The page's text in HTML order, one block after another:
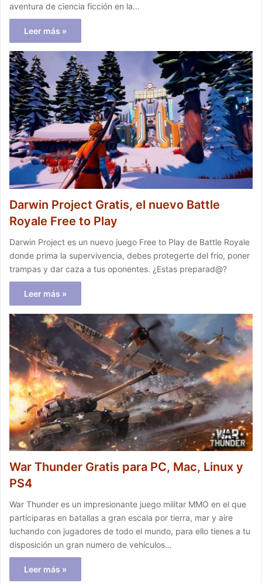
aventura de ciencia ficción en la…
Leer más »
Darwin Project Gratis, el nuevo Battle
Royale Free to Play
Darwin Project es un nuevo juego Free to Play de Battle Royale
donde prima la supervivencia, debes protegerte del frio, poner
trampas y dar caza a tus oponentes. ¿Estas preparad@?
Leer más »
War Thunder Gratis para PC, Mac, Linux y
PS4
War Thunder es un impresionante juego militar MMO en el que
participaras en batallas a gran escala por tierra, mar y aire
luchando con jugadores de todo el mundo, para ello tienes a tu
disposición un gran numero de vehículos…
Leer más »